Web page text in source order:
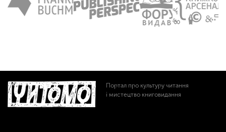
Портал про культуру читання
і мистецтво книговидання